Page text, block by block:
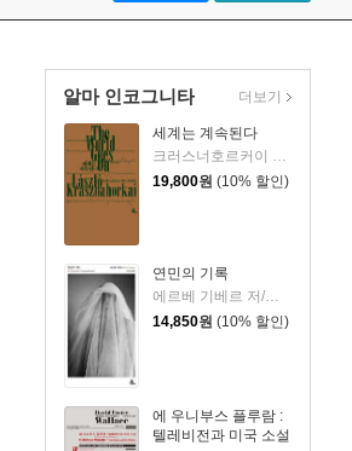
알마 인코그니타
세계는 계속된다
크러스너호르커이 라슬로 저/박현주 역
19,800원 (10% 할인)
연민의 기록
14,850원 (10% 할인)
에 우니부스 플루람 :
텔레비전과 미국 소설
더보기